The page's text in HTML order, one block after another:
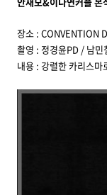
장소 : CONVENTION
촬영 : 정경윤PD / 남민
내용 : 강렬한 카리스